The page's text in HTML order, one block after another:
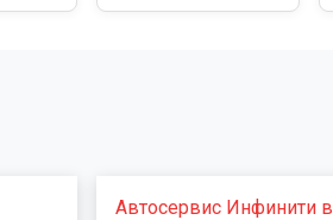
Автосервис Инфинити в